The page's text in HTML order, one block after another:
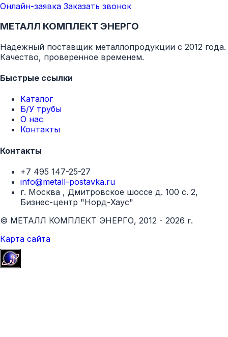
Онлайн-заявка Заказать звонок
МЕТАЛЛ КОМПЛЕКТ ЭНЕРГО
Надежный поставщик металлопродукции с 2012 года.
Качество, проверенное временем.
Быстрые ссылки
Каталог
Б/У трубы
О нас
Контакты
Контакты
+7 495 147-25-27
info@metall-postavka.ru
г. Москва , Дмитровское шоссе д. 100 с. 2,
Бизнес-центр "Норд-Хаус"
© МЕТАЛЛ КОМПЛЕКТ ЭНЕРГО, 2012 - 2026 г.
Карта сайта